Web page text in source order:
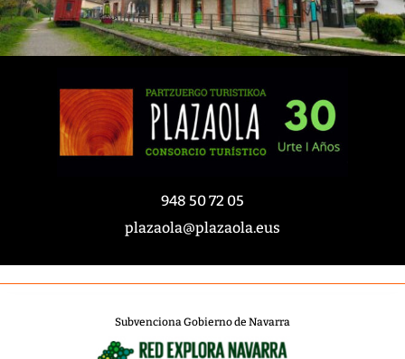
948 50 72 05
plazaola@plazaola.eus
Subvenciona Gobierno de Navarra